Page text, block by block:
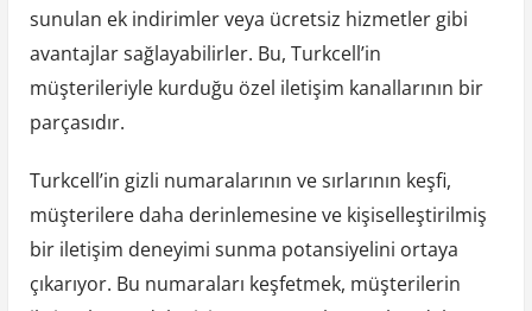
sunulan ek indirimler veya ücretsiz hizmetler gibi
avantajlar sağlayabilirler. Bu, Turkcell’in
müşterileriyle kurduğu özel iletişim kanallarının bir
parçasıdır.
Turkcell’in gizli numaralarının ve sırlarının keşfi,
müşterilere daha derinlemesine ve kişiselleştirilmiş
bir iletişim deneyimi sunma potansiyelini ortaya
çıkarıyor. Bu numaraları keşfetmek, müşterilerin